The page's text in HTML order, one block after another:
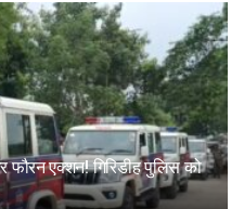
एक्शन! गिरिडीह पुलिस को